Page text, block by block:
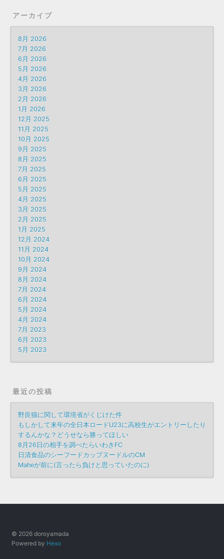
アーカイブ
8月 2026
7月 2026
6月 2026
5月 2026
4月 2026
3月 2026
2月 2026
1月 2026
12月 2025
11月 2025
10月 2025
9月 2025
8月 2025
7月 2025
6月 2025
5月 2025
4月 2025
3月 2025
2月 2025
1月 2025
12月 2024
11月 2024
10月 2024
9月 2024
8月 2024
7月 2024
6月 2024
5月 2024
4月 2024
7月 2023
6月 2023
5月 2023
最近の投稿
野良猫に関して環境省がくじけた件
もしかして来年の全日本ロードU23に高校生がエントリーしたり
するんかな？どうせなら勝ってほしい
8月26日の相手を調べたらいわきFC
日清食品のシーフードカップヌードルのCM
Maheが前に(言ったら負けと思っていたのに)
© 2026 doroyamada
Powered by Hexo